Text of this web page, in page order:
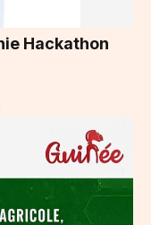
Hackathon